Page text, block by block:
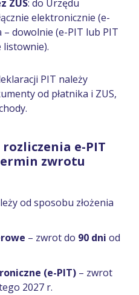
ZUS: do Urzędu
elektronicznie (e-
dowolnie (e-PIT lub PIT
listownie).
PIT należy
od płatnika i ZUS,
e-PIT
zwrotu
od sposobu złożenia
– zwrot do 90 dni od
(e-PIT) – zwrot
2027 r.